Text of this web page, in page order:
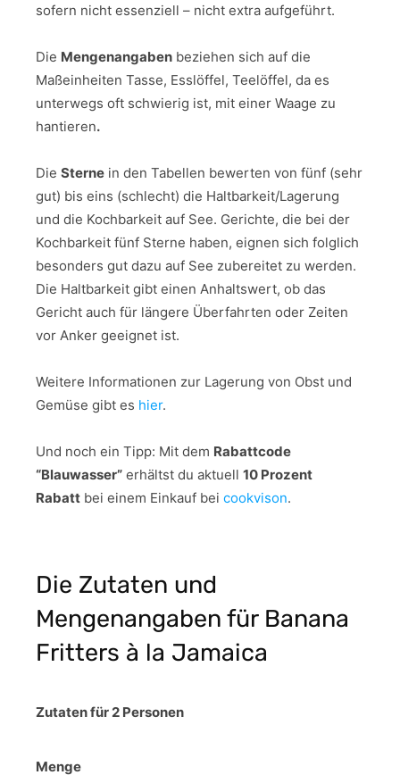
sofern nicht essenziell – nicht extra aufgeführt.
Die Mengenangaben beziehen sich auf die
Maßeinheiten Tasse, Esslöffel, Teelöffel, da es
unterwegs oft schwierig ist, mit einer Waage zu
hantieren.
Die Sterne in den Tabellen bewerten von fünf (sehr
gut) bis eins (schlecht) die Haltbarkeit/Lagerung
und die Kochbarkeit auf See. Gerichte, die bei der
Kochbarkeit fünf Sterne haben, eignen sich folglich
besonders gut dazu auf See zubereitet zu werden.
Die Haltbarkeit gibt einen Anhaltswert, ob das
Gericht auch für längere Überfahrten oder Zeiten
vor Anker geeignet ist.
Weitere Informationen zur Lagerung von Obst und
Gemüse gibt es hier.
Und noch ein Tipp: Mit dem Rabattcode
“Blauwasser” erhältst du aktuell 10 Prozent
Rabatt bei einem Einkauf bei cookvison.
Die Zutaten und
Mengenangaben für Banana
Fritters à la Jamaica
Zutaten für 2 Personen
Menge